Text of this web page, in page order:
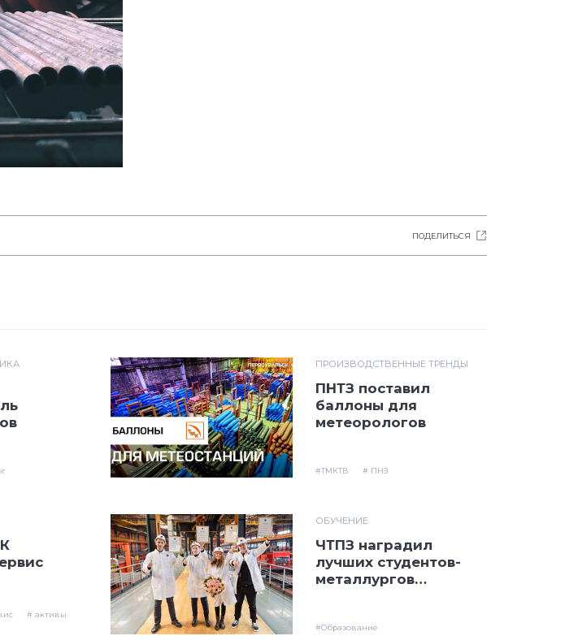
ПОДЕЛИТЬСЯ
ПРОИЗВОДСТВЕННЫЕ ТРЕНДЫ
ПНТЗ поставил
баллоны для
метеорологов
#ТМКТВ # ПНЗ
# активы
ОБУЧЕНИЕ
ЧТПЗ наградил
лучших студентов-
металлургов
Якова Осадчего
#Образование